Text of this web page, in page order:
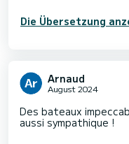
Die Übersetzung
Arnaud
August 2024
Des bateaux
aussi sympathique !